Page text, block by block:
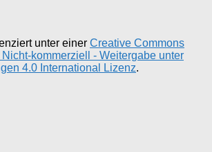
unter einer Creative Commons
kommerziell - Weitergabe unter
4.0 International Lizenz.